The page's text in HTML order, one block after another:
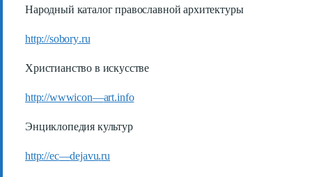
Народный каталог православной архитектуры
http://sobory.ru
Христианство в искусстве
http://wwwicon—art.info
Энциклопедия культур
http://ec—dejavu.ru